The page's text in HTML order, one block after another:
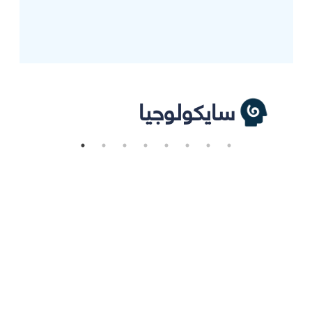
سايكولوجيا